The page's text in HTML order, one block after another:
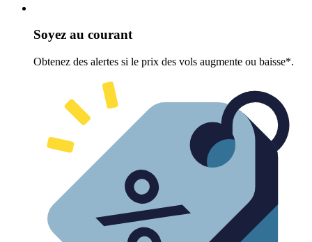
Soyez au courant
Obtenez des alertes si le prix des vols augmente ou baisse*.